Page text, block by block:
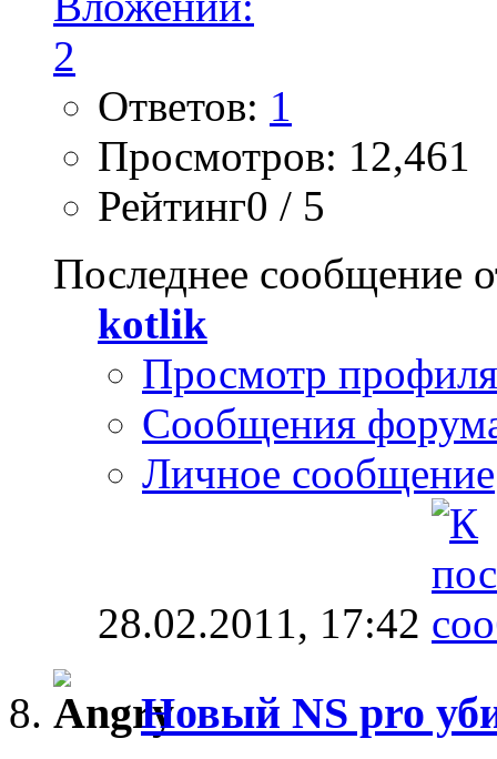
Ответов: 1
Просмотров: 12,461
Рейтинг0 / 5
Последнее сообщение
kotlik
Просмотр профиля
Сообщения
Личное сообщение
28.02.2011, 17:42
Новый NS pro